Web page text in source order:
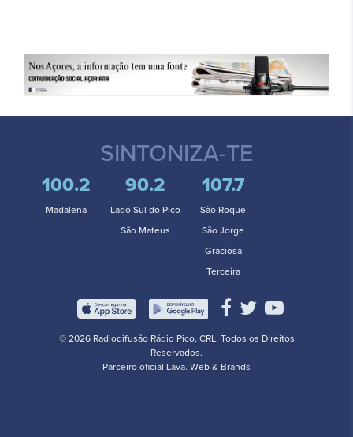
SINTONIZA-TE
100.2
Madalena
90.2
Lado Sul do Pico
São Mateus
107.7
São Roque
São Jorge
Graciosa
Terceira
© 2026 Radiodifusão Rádio Pico, CRL. Todos os Direitos
Reservados.
Parceiro oficial Lava. Web & Brands